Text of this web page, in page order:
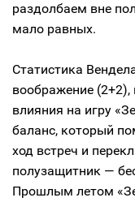
раздолбаем вне
мало равных.
Статистика
воображение
влияния на игру
баланс, который
ход встреч и
полузащитник —
Прошлым летом